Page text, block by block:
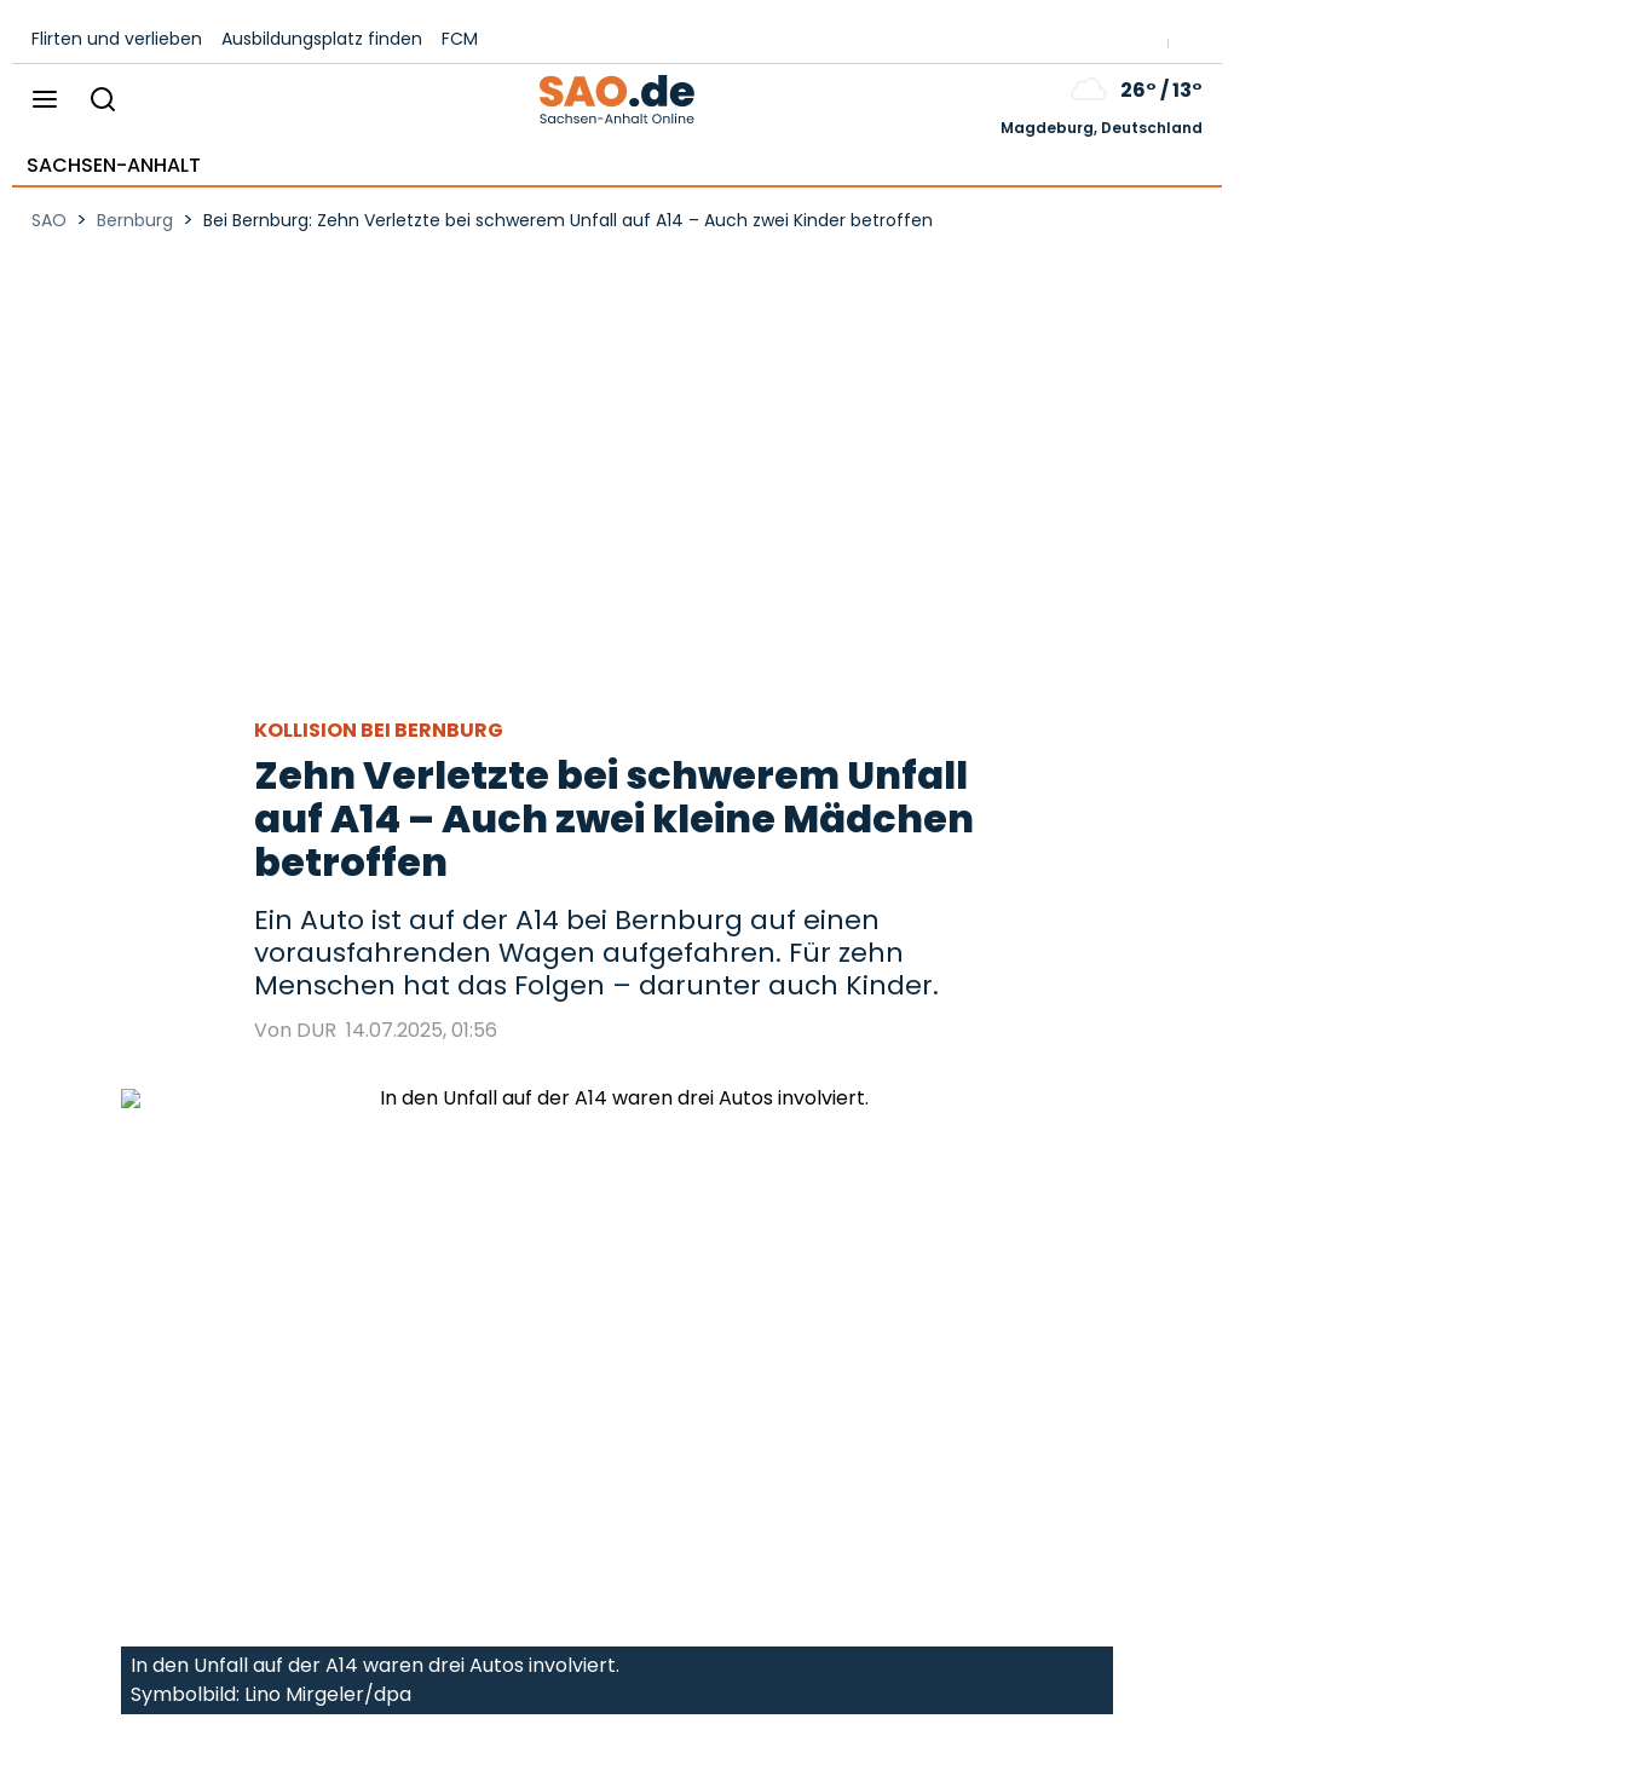
Flirten und verlieben Ausbildungsplatz finden FCM
26°/13°
Magdeburg, Deutschland
SACHSEN-ANHALT
SAO > Bernburg > Bei Bernburg: Zehn Verletzte bei schwerem Unfall auf A14 – Auch zwei Kinder betroffen
KOLLISION BEI BERNBURG
Zehn Verletzte bei schwerem Unfall
auf A14 – Auch zwei kleine Mädchen
betroffen
Ein Auto ist auf der A14 bei Bernburg auf einen
vorausfahrenden Wagen aufgefahren. Für zehn
Menschen hat das Folgen – darunter auch Kinder.
Von DUR 14.07.2025, 01:56
In den Unfall auf der A14 waren drei Autos involviert.
Symbolbild: Lino Mirgeler/dpa